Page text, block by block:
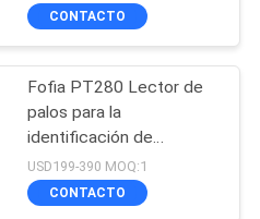
CONTACTO
Fofia PT280 Lector de
palos para la
identificación de
etiquetas auditivas de
ganado
USD199-390 MOQ:1
CONTACTO